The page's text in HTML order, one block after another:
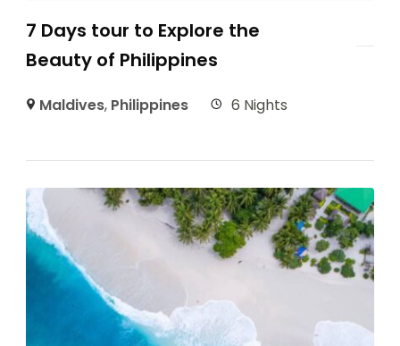
7 Days tour to Explore the
Beauty of Philippines
Maldives, Philippines 6 Nights